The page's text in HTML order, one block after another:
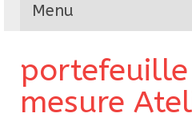
Menu
mesure